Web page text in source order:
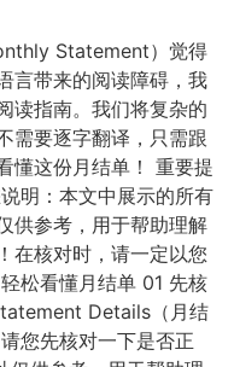
Statement）觉得
言带来的阅读障碍，我
读指南。我们将复杂的
需要逐字翻译，只需跟
懂这份月结单！ 重要提
明：本文中展示的所有
供参考，用于帮助理解
在核对时，请一定以您
松看懂月结单 01 先核
Details（月结
您先核对一下是否正